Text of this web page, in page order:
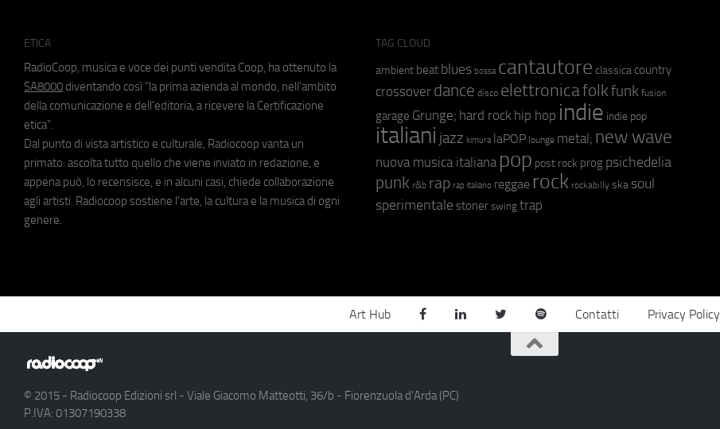
ETICA
RadioCoop, musica e voce dei punti vendita Coop, ha ottenuto la
SA8000 diventando così "la prima azienda al mondo, nell'ambito
della comunicazione e dell'editoria, a ricevere la Certificazione
etica".
Dal punto di vista artistico e culturale, Radiocoop vanta un
primato: ascolta tutto quello che viene inviato in redazione, e
appena può, lo recensisce, e in alcuni casi, chiede collaborazione
agli artisti. Radiocoop sostiene l'arte, la cultura e la musica di ogni
genere.
TAG CLOUD
ambient beat blues bossa cantautore classica country
crossover dance disco elettronicafolkfunk fusion
garage Grunge; hard rock hip hop indie indie pop
italiani jazz kimura laPOP lounge metal; new wave
nuova musica italiana pop post rock prog psichedelia
punk r&b rap rap italiano reggae rock rockabilly ska soul
sperimentale stoner swing trap
Art Hub Contatti Privacy Policy
© 2015 - Radiocoop Edizioni srl - Viale Giacomo Matteotti, 36/b - Fiorenzuola d'Arda (PC)
P.IVA: 01307190338